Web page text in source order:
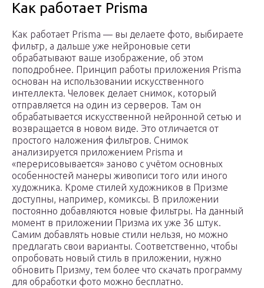
Как работает Prisma
Как работает Prisma — вы делаете фото, выбираете
фильтр, а дальше уже нейроновые сети
обрабатывают ваше изображение, об этом
поподробнее. Принцип работы приложения Prisma
основан на использовании искусственного
интеллекта. Человек делает снимок, который
отправляется на один из серверов. Там он
обрабатывается искусственной нейронной сетью и
возвращается в новом виде. Это отличается от
простого наложения фильтров. Снимок
анализируется приложением Prisma и
«перерисовывается» заново с учётом основных
особенностей манеры живописи того или иного
художника. Кроме стилей художников в Призме
доступны, например, комиксы. В приложении
постоянно добавляются новые фильтры. На данный
момент в приложении Призма их уже 36 штук.
Самим добавлять новые стили нельзя, но можно
предлагать свои варианты. Соответственно, чтобы
опробовать новый стиль в приложении, нужно
обновить Призму, тем более что скачать программу
для обработки фото можно бесплатно.